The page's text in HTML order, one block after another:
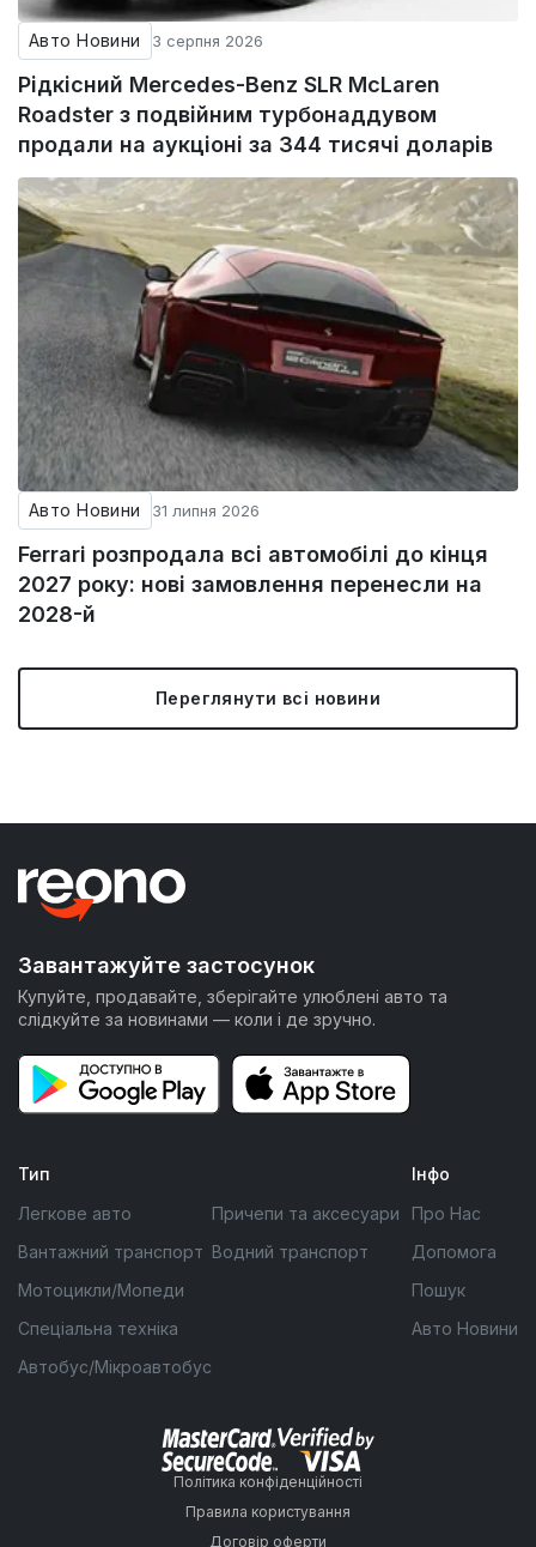
Авто Новини 3 серпня 2026
Рідкісний Mercedes-Benz SLR McLaren
Roadster з подвійним турбонаддувом
продали на аукціоні за 344 тисячі доларів
Авто Новини 31 липня 2026
Ferrari розпродала всі автомобілі до кінця
2027 року: нові замовлення перенесли на
2028-й
Переглянути всі новини
Завантажуйте застосунок
Купуйте, продавайте, зберігайте улюблені авто та
слідкуйте за новинами — коли і де зручно.
Тип
Легкове авто
Вантажний транспорт
Мотоцикли/Мопеди
Спеціальна техніка
Автобус/Мікроавтобус
Причепи та аксесуари
Водний транспорт
Інфо
Про Нас
Допомога
Пошук
Авто Новини
Політика конфіденційності
Правила користування
Договір оферти